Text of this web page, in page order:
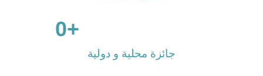
جائزة محلية و دولية
0